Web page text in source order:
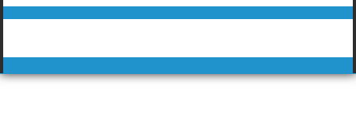
o
k
a st n
e
q
ar
e
b dI m
p
h
at
bl er o T
b
e